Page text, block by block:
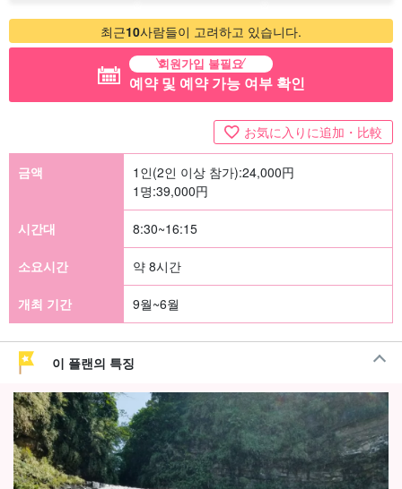
최근10사람들이 고려하고 있습니다.
회원가입 불필요
예약 및 예약 가능 여부 확인
お気に入りに追加・比較
금액 1인(2인 이상 참가):24,000円
1명:39,000円
시간대 8:30~16:15
소요시간 약 8시간
개최 기간 9월~6월
이 플랜의 특징